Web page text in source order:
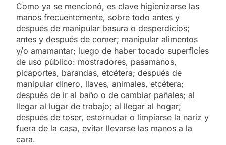
Como ya se mencionó, es clave higienizarse las
manos frecuentemente, sobre todo antes y
después de manipular basura o desperdicios;
antes y después de comer; manipular alimentos
y/o amamantar; luego de haber tocado superficies
de uso público: mostradores, pasamanos,
picaportes, barandas, etcétera; después de
manipular dinero, llaves, animales, etcétera;
después de ir al baño o de cambiar pañales; al
llegar al lugar de trabajo; al llegar al hogar;
después de toser, estornudar o limpiarse la nariz y
fuera de la casa, evitar llevarse las manos a la
cara.